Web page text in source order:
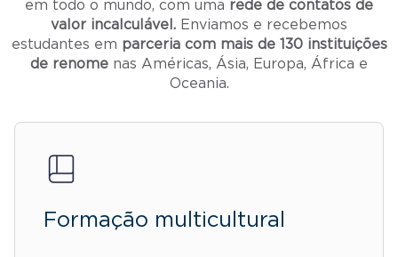
em todo o mundo, com uma rede de contatos de
valor incalculável. Enviamos e recebemos
estudantes em parceria com mais de 130 instituições
de renome nas Américas, Ásia, Europa, África e
Oceania.
Formação multicultural